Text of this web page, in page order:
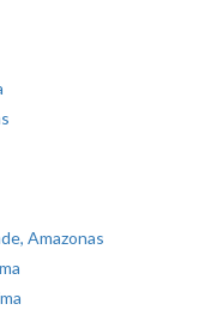
Amazonas